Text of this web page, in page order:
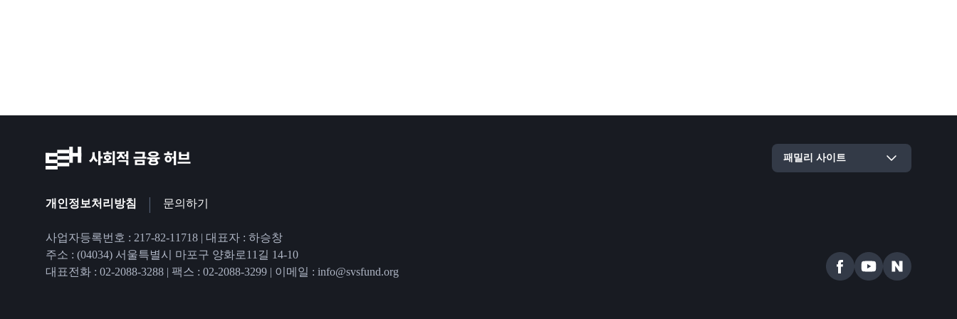
개인정보처리방침 | 문의하기
사업자등록번호 : 217-82-11718 | 대표자 : 하승창
주소 : (04034) 서울특별시 마포구 양화로11길 14-10
대표전화 : 02-2088-3288 | 팩스 : 02-2088-3299 | 이메일 : info@svsfund.org